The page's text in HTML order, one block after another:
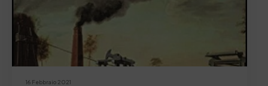
16 Febbraio 2021